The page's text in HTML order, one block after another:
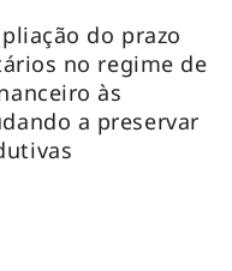
do prazo
no regime de
às
a preservar